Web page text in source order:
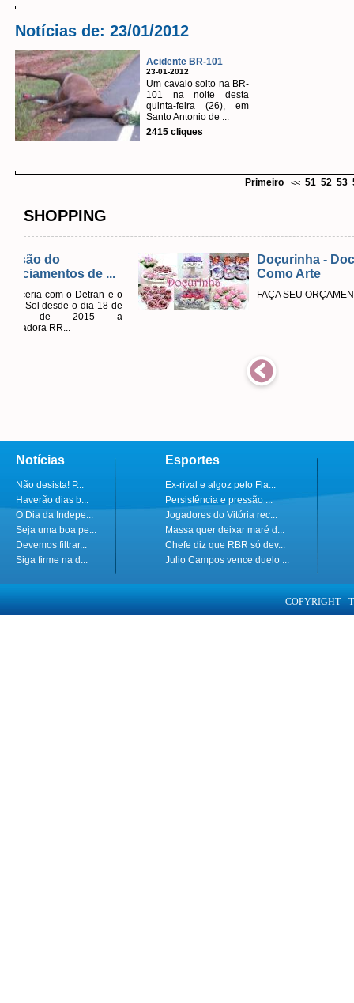
Notícias de: 23/01/2012
Acidente BR-101
23-01-2012
Um cavalo solto na BR-
101 na noite desta
quinta-feira (26), em
Santo Antonio de ...
2415 cliques
Primeiro << 51 52 53
SHOPPING
e o
18 de
Doçurinha - Doce
Como Arte
FAÇA SEU ORÇAMENTO
Notícias
Não desista! P...
Haverão dias b...
O Dia da Indepe...
Seja uma boa pe...
Devemos filtrar...
Siga firme na d...
Esportes
Ex-rival e algoz pelo Fla...
Persistência e pressão ...
Jogadores do Vitória rec...
Massa quer deixar maré d...
Chefe diz que RBR só dev...
Julio Campos vence duelo ...
COPYRIGHT -